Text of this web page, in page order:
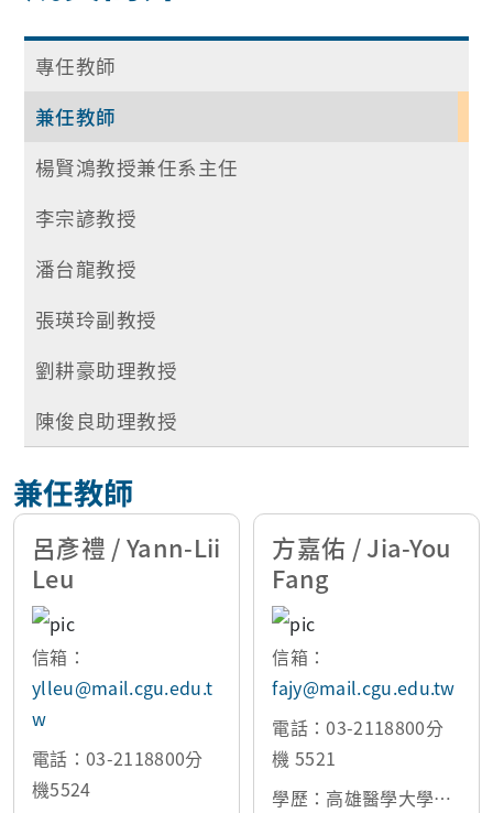
專任教師
兼任教師
楊賢鴻教授兼任系主任
李宗諺教授
潘台龍教授
張瑛玲副教授
劉耕豪助理教授
陳俊良助理教授
兼任教師
呂彥禮 / Yann-Lii
Leu
信箱：
ylleu@mail.cgu.edu.t
w
電話：03-2118800分
機5524
方嘉佑 / Jia-You
Fang
信箱：
fajy@mail.cgu.edu.tw
電話：03-2118800分
機 5521
學歷：高雄醫學大學藥